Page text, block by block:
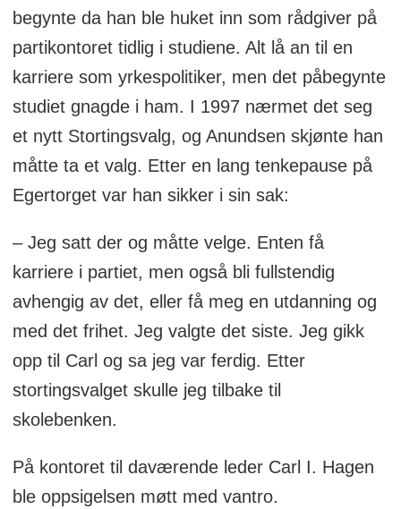
begynte da han ble huket inn som rådgiver på
partikontoret tidlig i studiene. Alt lå an til en
karriere som yrkespolitiker, men det påbegynte
studiet gnagde i ham. I 1997 nærmet det seg
et nytt Stortingsvalg, og Anundsen skjønte han
måtte ta et valg. Etter en lang tenkepause på
Egertorget var han sikker i sin sak:
– Jeg satt der og måtte velge. Enten få
karriere i partiet, men også bli fullstendig
avhengig av det, eller få meg en utdanning og
med det frihet. Jeg valgte det siste. Jeg gikk
opp til Carl og sa jeg var ferdig. Etter
stortingsvalget skulle jeg tilbake til
skolebenken.
På kontoret til daværende leder Carl I. Hagen
ble oppsigelsen møtt med vantro.